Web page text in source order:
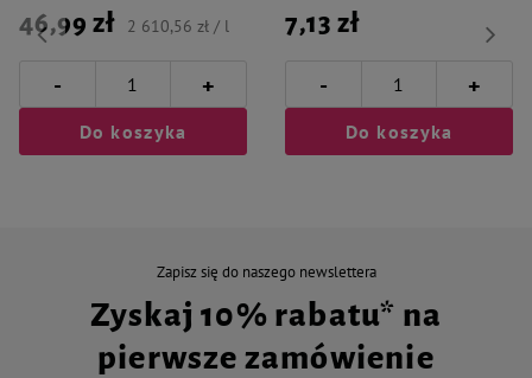
46,99 zł 2 610,56 zł / l
- +
Do koszyka
7,13 zł
- +
Do koszyka
Zapisz się do naszego newslettera
Zyskaj 10% rabatu* na
pierwsze zamówienie